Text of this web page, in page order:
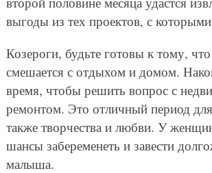
выгоды из тех проектов, с
Козероги, будьте готовы к тому,
смешается с отдыхом и домом.
время, чтобы решить вопрос с
ремонтом. Это отличный период для
также творчества и любви. У
шансы забеременеть и завести
малыша.